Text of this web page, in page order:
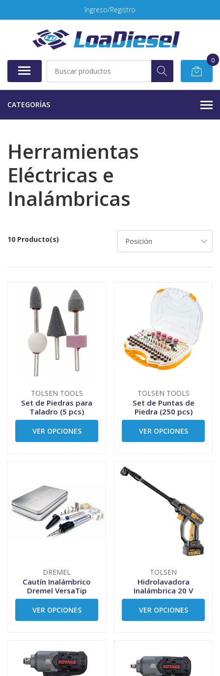
Ingreso/Registro
0
CATEGORÍAS
Herramientas
Eléctricas e
Inalámbricas
10 Producto(s)
TOLSEN TOOLS
Set de Piedras para
Taladro (5 pcs)
VER OPCIONES
TOLSEN TOOLS
Set de Puntas de
Piedra (250 pcs)
VER OPCIONES
DREMEL
Cautín Inalámbrico
Dremel VersaTip
VER OPCIONES
TOLSEN
Hidrolavadora
Inalámbrica 20 V
VER OPCIONES